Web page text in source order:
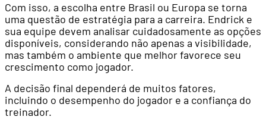
Com isso, a escolha entre Brasil ou Europa se torna
uma questão de estratégia para a carreira. Endrick e
sua equipe devem analisar cuidadosamente as opções
disponíveis, considerando não apenas a visibilidade,
mas também o ambiente que melhor favorece seu
crescimento como jogador.
A decisão final dependerá de muitos fatores,
incluindo o desempenho do jogador e a confiança do
treinador.